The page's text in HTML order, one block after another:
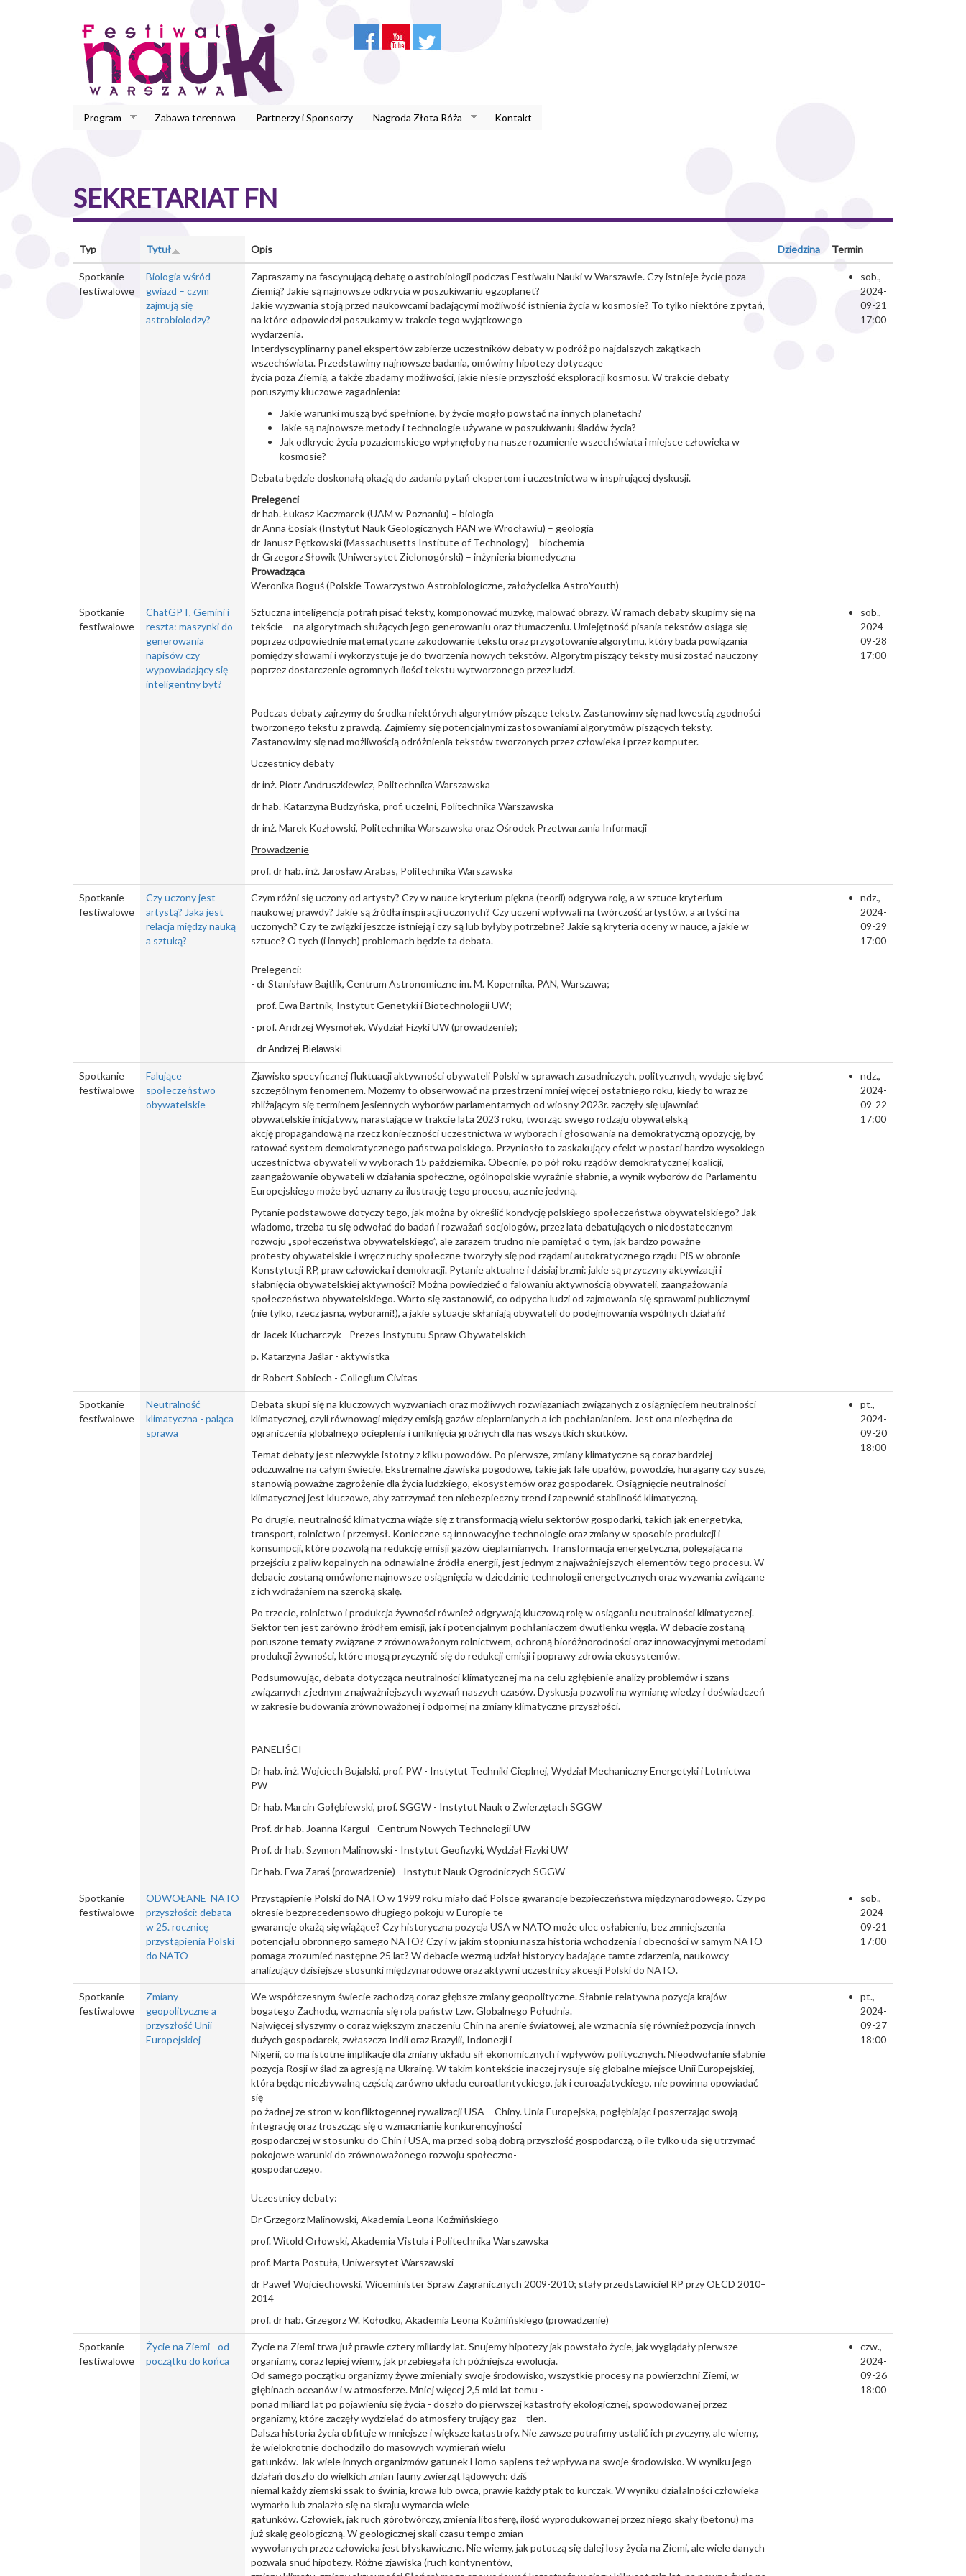
Program Zabawa terenowa Partnerzy i Sponsorzy Nagroda Złota Róża Kontakt
SEKRETARIAT FN
Typ Tytuł Opis Dziedzina Termin
Spotkanie
festiwalowe
Biologia wśród
gwiazd – czym
zajmują się
astrobiolodzy?
Zapraszamy na fascynującą debatę o astrobiologii podczas Festiwalu Nauki w Warszawie. Czy istnieje życie poza
Ziemią? Jakie są najnowsze odkrycia w poszukiwaniu egzoplanet?
Jakie wyzwania stoją przed naukowcami badającymi możliwość istnienia życia w kosmosie? To tylko niektóre z pytań,
na które odpowiedzi poszukamy w trakcie tego wyjątkowego
wydarzenia.
Interdyscyplinarny panel ekspertów zabierze uczestników debaty w podróż po najdalszych zakątkach
wszechświata. Przedstawimy najnowsze badania, omówimy hipotezy dotyczące
życia poza Ziemią, a także zbadamy możliwości, jakie niesie przyszłość eksploracji kosmosu. W trakcie debaty
poruszymy kluczowe zagadnienia:
Jakie warunki muszą być spełnione, by życie mogło powstać na innych planetach?
Jakie są najnowsze metody i technologie używane w poszukiwaniu śladów życia?
Jak odkrycie życia pozaziemskiego wpłynęłoby na nasze rozumienie wszechświata i miejsce człowieka w
kosmosie?
Debata będzie doskonałą okazją do zadania pytań ekspertom i uczestnictwa w inspirującej dyskusji.
Prelegenci
dr hab. Łukasz Kaczmarek (UAM w Poznaniu) – biologia
dr Anna Łosiak (Instytut Nauk Geologicznych PAN we Wrocławiu) – geologia
dr Janusz Pętkowski (Massachusetts Institute of Technology) – biochemia
dr Grzegorz Słowik (Uniwersytet Zielonogórski) – inżynieria biomedyczna
Prowadząca
Weronika Boguś (Polskie Towarzystwo Astrobiologiczne, założycielka AstroYouth)
sob.,
2024-
09-21
17:00
Spotkanie
festiwalowe
ChatGPT, Gemini i
reszta: maszynki do
generowania
napisów czy
wypowiadający się
inteligentny byt?
Sztuczna inteligencja potrafi pisać teksty, komponować muzykę, malować obrazy. W ramach debaty skupimy się na
tekście – na algorytmach służących jego generowaniu oraz tłumaczeniu. Umiejętność pisania tekstów osiąga się
poprzez odpowiednie matematyczne zakodowanie tekstu oraz przygotowanie algorytmu, który bada powiązania
pomiędzy słowami i wykorzystuje je do tworzenia nowych tekstów. Algorytm piszący teksty musi zostać nauczony
poprzez dostarczenie ogromnych ilości tekstu wytworzonego przez ludzi.
Podczas debaty zajrzymy do środka niektórych algorytmów piszące teksty. Zastanowimy się nad kwestią zgodności
tworzonego tekstu z prawdą. Zajmiemy się potencjalnymi zastosowaniami algorytmów piszących teksty.
Zastanowimy się nad możliwością odróżnienia tekstów tworzonych przez człowieka i przez komputer.
Uczestnicy debaty
dr inż. Piotr Andruszkiewicz, Politechnika Warszawska
dr hab. Katarzyna Budzyńska, prof. uczelni, Politechnika Warszawska
dr inż. Marek Kozłowski, Politechnika Warszawska oraz Ośrodek Przetwarzania Informacji
Prowadzenie
prof. dr hab. inż. Jarosław Arabas, Politechnika Warszawska
sob.,
2024-
09-28
17:00
Spotkanie
festiwalowe
Czy uczony jest
artystą? Jaka jest
relacja między nauką
a sztuką?
Czym różni się uczony od artysty? Czy w nauce kryterium piękna (teorii) odgrywa rolę, a w sztuce kryterium
naukowej prawdy? Jakie są źródła inspiracji uczonych? Czy uczeni wpływali na twórczość artystów, a artyści na
uczonych? Czy te związki jeszcze istnieją i czy są lub byłyby potrzebne? Jakie są kryteria oceny w nauce, a jakie w
sztuce? O tych (i innych) problemach będzie ta debata.
Prelegenci:
- dr Stanisław Bajtlik, Centrum Astronomiczne im. M. Kopernika, PAN, Warszawa;
- prof. Ewa Bartnik, Instytut Genetyki i Biotechnologii UW;
- prof. Andrzej Wysmołek, Wydział Fizyki UW (prowadzenie);
- dr Andrzej Bielawski
ndz.,
2024-
09-29
17:00
Spotkanie
festiwalowe
Falujące
społeczeństwo
obywatelskie
Zjawisko specyficznej fluktuacji aktywności obywateli Polski w sprawach zasadniczych, politycznych, wydaje się być
szczególnym fenomenem. Możemy to obserwować na przestrzeni mniej więcej ostatniego roku, kiedy to wraz ze
zbliżającym się terminem jesiennych wyborów parlamentarnych od wiosny 2023r. zaczęły się ujawniać
obywatelskie inicjatywy, narastające w trakcie lata 2023 roku, tworząc swego rodzaju obywatelską
akcję propagandową na rzecz konieczności uczestnictwa w wyborach i głosowania na demokratyczną opozycję, by
ratować system demokratycznego państwa polskiego. Przyniosło to zaskakujący efekt w postaci bardzo wysokiego
uczestnictwa obywateli w wyborach 15 października. Obecnie, po pół roku rządów demokratycznej koalicji,
zaangażowanie obywateli w działania społeczne, ogólnopolskie wyraźnie słabnie, a wynik wyborów do Parlamentu
Europejskiego może być uznany za ilustrację tego procesu, acz nie jedyną.
Pytanie podstawowe dotyczy tego, jak można by określić kondycję polskiego społeczeństwa obywatelskiego? Jak
wiadomo, trzeba tu się odwołać do badań i rozważań socjologów, przez lata debatujących o niedostatecznym
rozwoju „społeczeństwa obywatelskiego”, ale zarazem trudno nie pamiętać o tym, jak bardzo poważne
protesty obywatelskie i wręcz ruchy społeczne tworzyły się pod rządami autokratycznego rządu PiS w obronie
Konstytucji RP, praw człowieka i demokracji. Pytanie aktualne i dzisiaj brzmi: jakie są przyczyny aktywizacji i
słabnięcia obywatelskiej aktywności? Można powiedzieć o falowaniu aktywnością obywateli, zaangażowania
społeczeństwa obywatelskiego. Warto się zastanowić, co odpycha ludzi od zajmowania się sprawami publicznymi
(nie tylko, rzecz jasna, wyborami!), a jakie sytuacje skłaniają obywateli do podejmowania wspólnych działań?
dr Jacek Kucharczyk - Prezes Instytutu Spraw Obywatelskich
p. Katarzyna Jaślar - aktywistka
dr Robert Sobiech - Collegium Civitas
ndz.,
2024-
09-22
17:00
Spotkanie
festiwalowe
Neutralność
klimatyczna - paląca
sprawa
Debata skupi się na kluczowych wyzwaniach oraz możliwych rozwiązaniach związanych z osiągnięciem neutralności
klimatycznej, czyli równowagi między emisją gazów cieplarnianych a ich pochłanianiem. Jest ona niezbędna do
ograniczenia globalnego ocieplenia i uniknięcia groźnych dla nas wszystkich skutków.
Temat debaty jest niezwykle istotny z kilku powodów. Po pierwsze, zmiany klimatyczne są coraz bardziej
odczuwalne na całym świecie. Ekstremalne zjawiska pogodowe, takie jak fale upałów, powodzie, huragany czy susze,
stanowią poważne zagrożenie dla życia ludzkiego, ekosystemów oraz gospodarek. Osiągnięcie neutralności
klimatycznej jest kluczowe, aby zatrzymać ten niebezpieczny trend i zapewnić stabilność klimatyczną.
Po drugie, neutralność klimatyczna wiąże się z transformacją wielu sektorów gospodarki, takich jak energetyka,
transport, rolnictwo i przemysł. Konieczne są innowacyjne technologie oraz zmiany w sposobie produkcji i
konsumpcji, które pozwolą na redukcję emisji gazów cieplarnianych. Transformacja energetyczna, polegająca na
przejściu z paliw kopalnych na odnawialne źródła energii, jest jednym z najważniejszych elementów tego procesu. W
debacie zostaną omówione najnowsze osiągnięcia w dziedzinie technologii energetycznych oraz wyzwania związane
z ich wdrażaniem na szeroką skalę.
Po trzecie, rolnictwo i produkcja żywności również odgrywają kluczową rolę w osiąganiu neutralności klimatycznej.
Sektor ten jest zarówno źródłem emisji, jak i potencjalnym pochłaniaczem dwutlenku węgla. W debacie zostaną
poruszone tematy związane z zrównoważonym rolnictwem, ochroną bioróżnorodności oraz innowacyjnymi metodami
produkcji żywności, które mogą przyczynić się do redukcji emisji i poprawy zdrowia ekosystemów.
Podsumowując, debata dotycząca neutralności klimatycznej ma na celu zgłębienie analizy problemów i szans
związanych z jednym z najważniejszych wyzwań naszych czasów. Dyskusja pozwoli na wymianę wiedzy i doświadczeń
w zakresie budowania zrównoważonej i odpornej na zmiany klimatyczne przyszłości.
PANELIŚCI
Dr hab. inż. Wojciech Bujalski, prof. PW - Instytut Techniki Cieplnej, Wydział Mechaniczny Energetyki i Lotnictwa
PW
Dr hab. Marcin Gołębiewski, prof. SGGW - Instytut Nauk o Zwierzętach SGGW
Prof. dr hab. Joanna Kargul - Centrum Nowych Technologii UW
Prof. dr hab. Szymon Malinowski - Instytut Geofizyki, Wydział Fizyki UW
Dr hab. Ewa Zaraś (prowadzenie) - Instytut Nauk Ogrodniczych SGGW
pt.,
2024-
09-20
18:00
Spotkanie
festiwalowe
ODWOŁANE_NATO
przyszłości: debata
w 25. rocznicę
przystąpienia Polski
do NATO
Przystąpienie Polski do NATO w 1999 roku miało dać Polsce gwarancje bezpieczeństwa międzynarodowego. Czy po
okresie bezprecedensowo długiego pokoju w Europie te
gwarancje okażą się wiążące? Czy historyczna pozycja USA w NATO może ulec osłabieniu, bez zmniejszenia
potencjału obronnego samego NATO? Czy i w jakim stopniu nasza historia wchodzenia i obecności w samym NATO
pomaga zrozumieć następne 25 lat? W debacie wezmą udział historycy badające tamte zdarzenia, naukowcy
analizujący dzisiejsze stosunki międzynarodowe oraz aktywni uczestnicy akcesji Polski do NATO.
sob.,
2024-
09-21
17:00
Spotkanie
festiwalowe
Zmiany
geopolityczne a
przyszłość Unii
Europejskiej
We współczesnym świecie zachodzą coraz głębsze zmiany geopolityczne. Słabnie relatywna pozycja krajów
bogatego Zachodu, wzmacnia się rola państw tzw. Globalnego Południa.
Najwięcej słyszymy o coraz większym znaczeniu Chin na arenie światowej, ale wzmacnia się również pozycja innych
dużych gospodarek, zwłaszcza Indii oraz Brazylii, Indonezji i
Nigerii, co ma istotne implikacje dla zmiany układu sił ekonomicznych i wpływów politycznych. Nieodwołanie słabnie
pozycja Rosji w ślad za agresją na Ukrainę. W takim kontekście inaczej rysuje się globalne miejsce Unii Europejskiej,
która będąc niezbywalną częścią zarówno układu euroatlantyckiego, jak i euroazjatyckiego, nie powinna opowiadać
się
po żadnej ze stron w konfliktogennej rywalizacji USA – Chiny. Unia Europejska, pogłębiając i poszerzając swoją
integrację oraz troszcząc się o wzmacnianie konkurencyjności
gospodarczej w stosunku do Chin i USA, ma przed sobą dobrą przyszłość gospodarczą, o ile tylko uda się utrzymać
pokojowe warunki do zrównoważonego rozwoju społeczno-
gospodarczego.
Uczestnicy debaty:
Dr Grzegorz Malinowski, Akademia Leona Koźmińskiego
prof. Witold Orłowski, Akademia Vistula i Politechnika Warszawska
prof. Marta Postuła, Uniwersytet Warszawski
dr Paweł Wojciechowski, Wiceminister Spraw Zagranicznych 2009-2010; stały przedstawiciel RP przy OECD 2010–
2014
prof. dr hab. Grzegorz W. Kołodko, Akademia Leona Koźmińskiego (prowadzenie)
pt.,
2024-
09-27
18:00
Spotkanie
festiwalowe
Życie na Ziemi - od
początku do końca
Życie na Ziemi trwa już prawie cztery miliardy lat. Snujemy hipotezy jak powstało życie, jak wyglądały pierwsze
organizmy, coraz lepiej wiemy, jak przebiegała ich późniejsza ewolucja.
Od samego początku organizmy żywe zmieniały swoje środowisko, wszystkie procesy na powierzchni Ziemi, w
głębinach oceanów i w atmosferze. Mniej więcej 2,5 mld lat temu -
ponad miliard lat po pojawieniu się życia - doszło do pierwszej katastrofy ekologicznej, spowodowanej przez
organizmy, które zaczęły wydzielać do atmosfery trujący gaz – tlen.
Dalsza historia życia obfituje w mniejsze i większe katastrofy. Nie zawsze potrafimy ustalić ich przyczyny, ale wiemy,
że wielokrotnie dochodziło do masowych wymierań wielu
gatunków. Jak wiele innych organizmów gatunek Homo sapiens też wpływa na swoje środowisko. W wyniku jego
działań doszło do wielkich zmian fauny zwierząt lądowych: dziś
niemal każdy ziemski ssak to świnia, krowa lub owca, prawie każdy ptak to kurczak. W wyniku działalności człowieka
wymarło lub znalazło się na skraju wymarcia wiele
gatunków. Człowiek, jak ruch górotwórczy, zmienia litosferę, ilość wyprodukowanej przez niego skały (betonu) ma
już skalę geologiczną. W geologicznej skali czasu tempo zmian
wywołanych przez człowieka jest błyskawiczne. Nie wiemy, jak potoczą się dalej losy życia na Ziemi, ale wiele danych
pozwala snuć hipotezy. Różne zjawiska (ruch kontynentów,
czw.,
2024-
09-26
18:00